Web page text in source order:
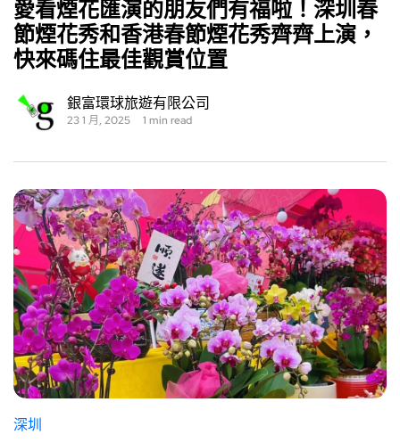
愛看煙花匯演的朋友們有福啦！深圳春
節煙花秀和香港春節煙花秀齊齊上演，
快來碼住最佳觀賞位置
銀富環球旅遊有限公司
23 1 月, 2025 1 min read
深圳